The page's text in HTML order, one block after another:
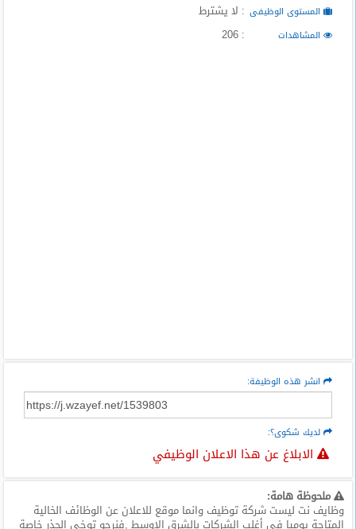
المستوى الوظيفى : لا يشترط
المشاهدات : 206
انشر هذه الوظيفة:
لديك شكوى؟:
الابلاغ عن هذا الاعلان الوظيفي
ملحوظة هامة:
وظايف نت ليست شركة توظيف وانما موقع للاعلان عن الوظائف الخالية
المتاحة يوميا فى أغلب الشركات بالشرق الاوسط ,فنرجو توخى الحذر خاصة